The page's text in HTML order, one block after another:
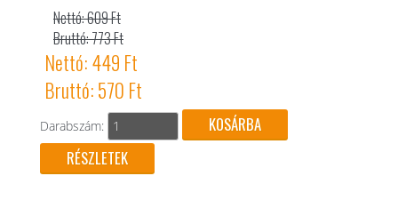
Nettó: 609 Ft
Bruttó: 773 Ft
Nettó: 449 Ft
Bruttó: 570 Ft
Darabszám:
RÉSZLETEK